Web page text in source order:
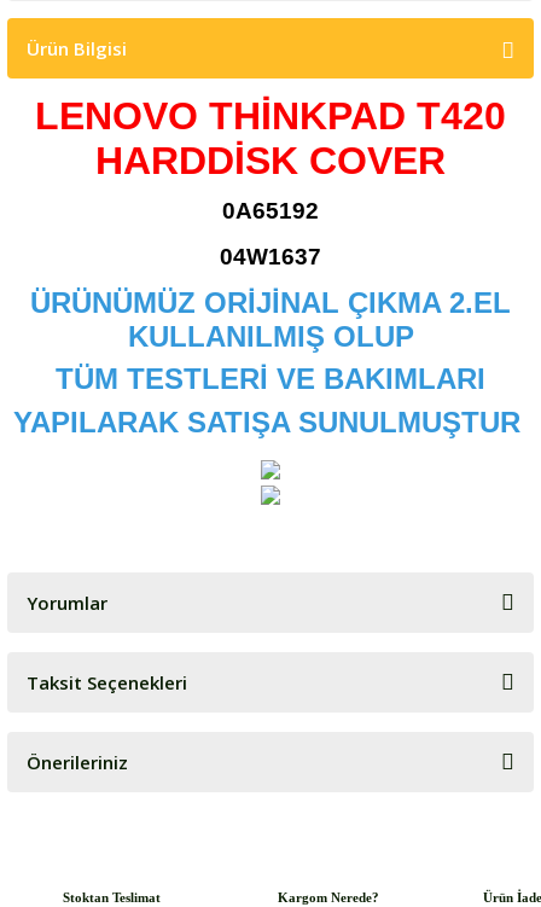
Ürün Bilgisi
LENOVO THİNKPAD T420
HARDDİSK COVER
0A65192
04W1637
ÜRÜNÜMÜZ ORİJİNAL ÇIKMA 2.EL
KULLANILMIŞ OLUP
TÜM TESTLERİ VE BAKIMLARI
YAPILARAK SATIŞA SUNULMUŞTUR
Yorumlar
Bu ürüne ilk yorumu siz yapın!
Taksit Seçenekleri
Önerileriniz
Stoktan Teslimat Kargom Nerede? Ürün